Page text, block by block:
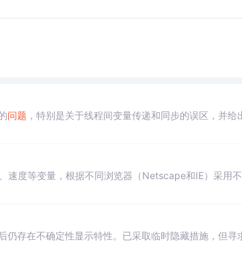
问题 ，特别是关于线程间变量传递和同步的误区，并给
速度等变量，根据不同浏览器（Netscape和IE）采用
仍存在不确定性显示特性。已采取临时隐藏措施，但寻